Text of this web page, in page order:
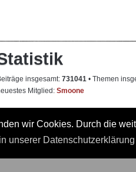
wir Cookies. Durch die
unserer Datenschutzerklärung
insgesamt: 731041 • Themen
Mitglied: Smoone